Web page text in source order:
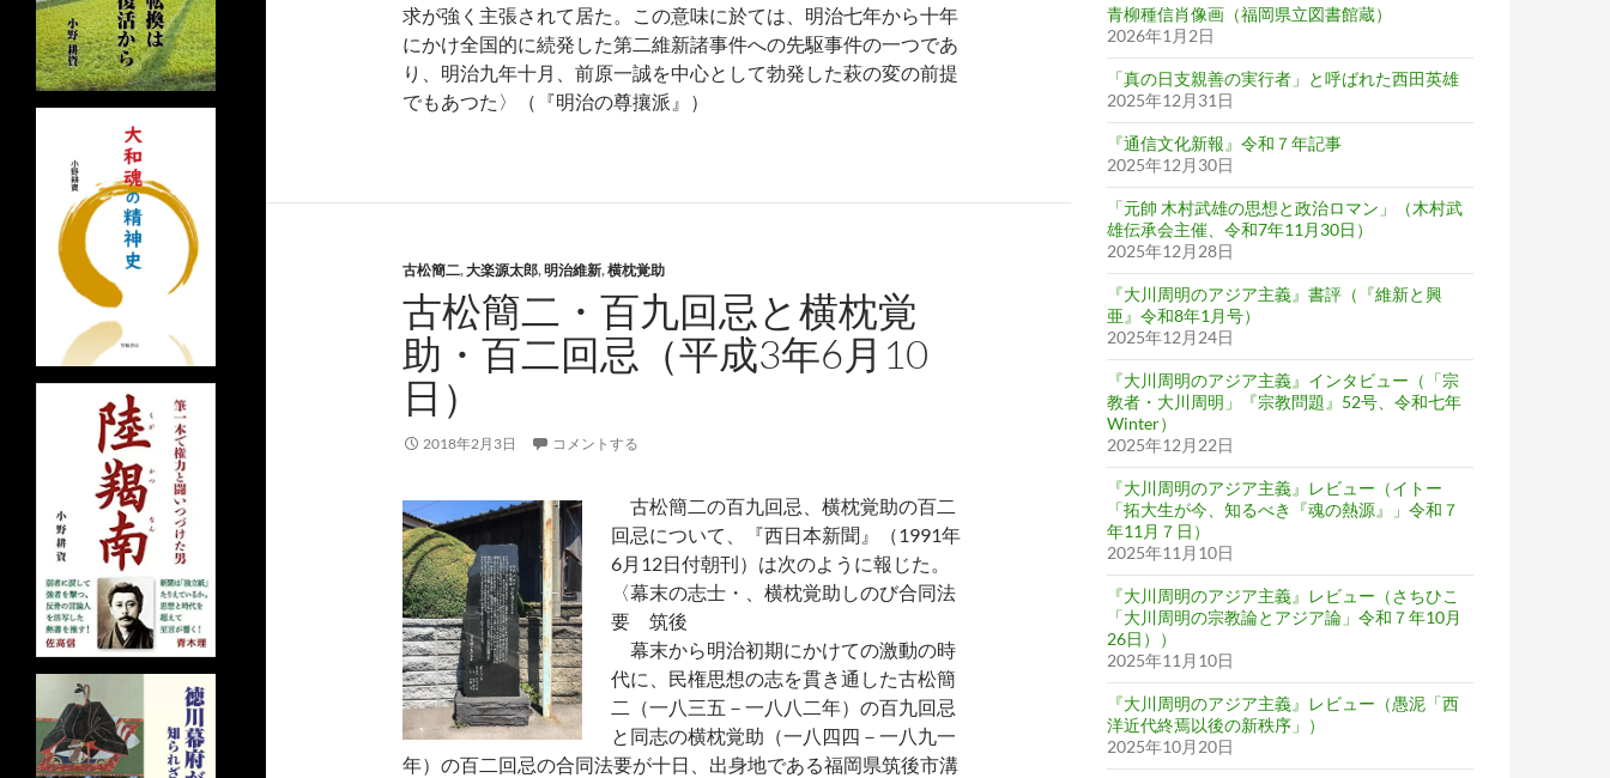
求が強く主張されて居た。この意味に於ては、明治七年から十年
にかけ全国的に続発した第二維新諸事件への先駆事件の一つであ
り、明治九年十月、前原一誠を中心として勃発した萩の変の前提
でもあつた〉（『明治の尊攘派』）
古松簡二,大楽源太郎,明治維新,横枕覚助
古松簡二・百九回忌と横枕覚
助・百二回忌（平成3年6月10
日）
2018年2月3日 コメントする
古松簡二の百九回忌、横枕覚助の百二
回忌について、『西日本新聞』（1991年
6月12日付朝刊）は次のように報じた。
〈幕末の志士・、横枕覚助しのび合同法
要 筑後
幕末から明治初期にかけての激動の時
代に、民権思想の志を貫き通した古松簡
二（一八三五－一八八二年）の百九回忌
と同志の横枕覚助（一八四四－一八九一
年）の百二回忌の合同法要が十日、出身地である福岡県筑後市溝
青柳種信肖像画（福岡県立図書館蔵）
2026年1月2日
「真の日支親善の実行者」と呼ばれた西田英雄
2025年12月31日
『通信文化新報』令和７年記事
2025年12月30日
「元帥 木村武雄の思想と政治ロマン」（木村武
雄伝承会主催、令和7年11月30日）
2025年12月28日
『大川周明のアジア主義』書評（『維新と興
亜』令和8年1月号）
2025年12月24日
『大川周明のアジア主義』インタビュー（「宗
教者・大川周明」『宗教問題』52号、令和七年
Winter）
2025年12月22日
『大川周明のアジア主義』レビュー（イトー
「拓大生が今、知るべき『魂の熱源』」令和７
年11月７日）
2025年11月10日
『大川周明のアジア主義』レビュー（さちひこ
「大川周明の宗教論とアジア論」令和７年10月
26日））
2025年11月10日
『大川周明のアジア主義』レビュー（愚泥「西
洋近代終焉以後の新秩序」）
2025年10月20日